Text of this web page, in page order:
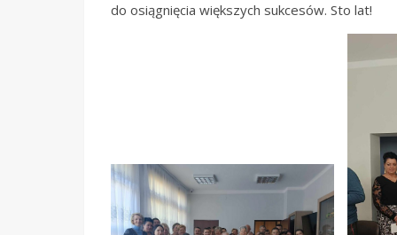
do osiągnięcia większych sukcesów. Sto lat!